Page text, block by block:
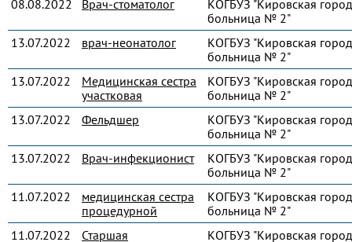
08.08.2022
Врач-стоматолог
КОГБУЗ "Кировская
больница № 2"
13.07.2022
врач-неонатолог
КОГБУЗ "Кировская
больница № 2"
13.07.2022
Медицинская сестра
участковая
КОГБУЗ "Кировская
больница № 2"
13.07.2022
Фельдшер
КОГБУЗ "Кировская
больница № 2"
13.07.2022
Врач-инфекционист
КОГБУЗ "Кировская
больница № 2"
11.07.2022
медицинская сестра
процедурной
КОГБУЗ "Кировская
больница № 2"
11.07.2022
Старшая
КОГБУЗ "Кировская